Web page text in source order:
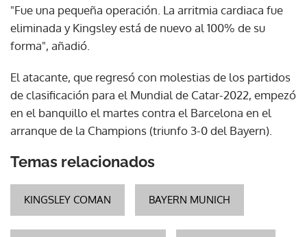
"Fue una pequeña operación. La arritmia cardiaca fue
eliminada y Kingsley está de nuevo al 100% de su
forma", añadió.
El atacante, que regresó con molestias de los partidos
de clasificación para el Mundial de Catar-2022, empezó
en el banquillo el martes contra el Barcelona en el
arranque de la Champions (triunfo 3-0 del Bayern).
Temas relacionados
KINGSLEY COMAN BAYERN MUNICH